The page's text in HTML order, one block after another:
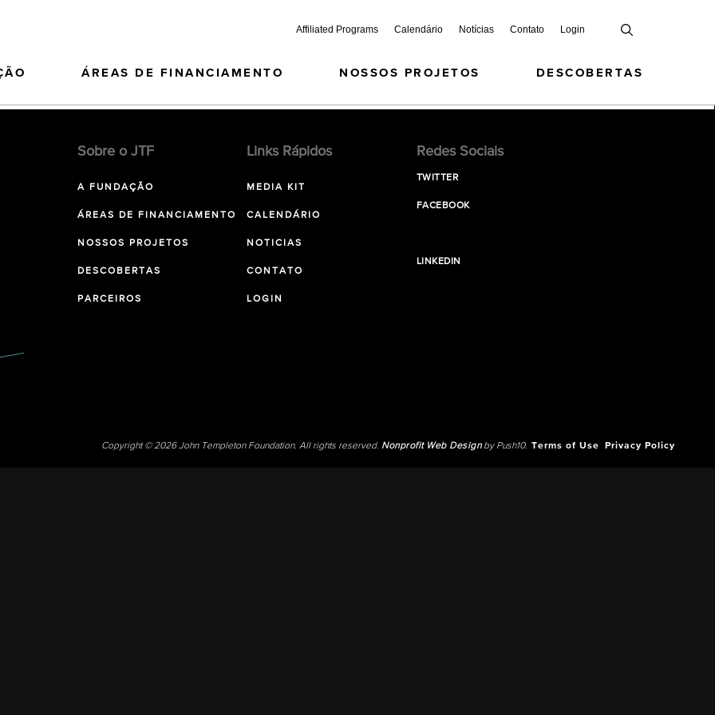
Affiliated Programs Calendário Notícias Contato Login
ÁREAS DE FINANCIAMENTO NOSSOS PROJETOS DESCOBERTAS
Sobre o JTF
A FUNDAÇÃO
ÁREAS DE FINANCIAMENTO
NOSSOS PROJETOS
DESCOBERTAS
PARCEIROS
Links Rápidos
MEDIA KIT
CALENDÁRIO
NOTICIAS
CONTATO
LOGIN
Redes Sociais
TWITTER
FACEBOOK
LINKEDIN
Copyright © 2026 John Templeton Foundation. All rights reserved. Nonprofit Web Designby Push10. Terms of Use Privacy Policy